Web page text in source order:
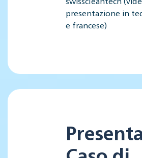
presentazione in
e francese)